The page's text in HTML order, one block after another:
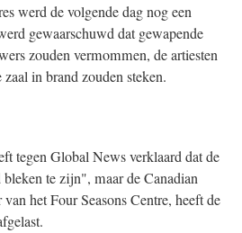
werd de volgende dag nog een
gewaarschuwd dat gewapende
zouden vermommen, de artiesten
in brand zouden steken.
tegen Global News verklaard dat de
te zijn", maar de Canadian
het Four Seasons Centre, heeft de